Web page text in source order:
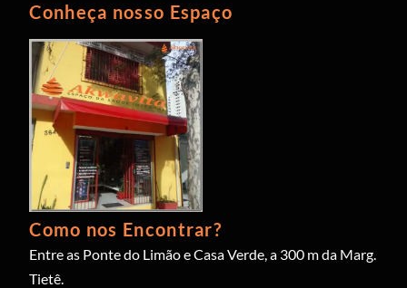
Conheça nosso Espaço
Como nos Encontrar?
Entre as Ponte do Limão e Casa Verde, a 300 m da Marg.
Tietê.